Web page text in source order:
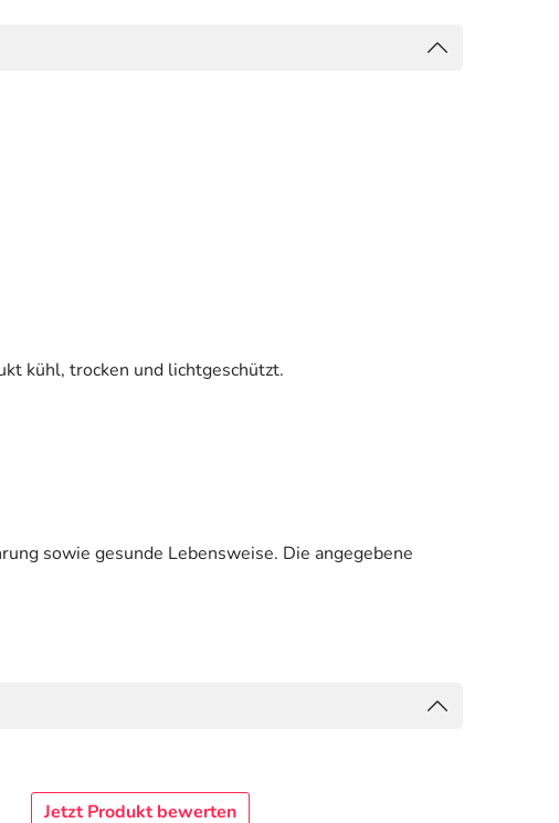
kühl, trocken und lichtgeschützt.
sowie gesunde Lebensweise. Die angegebene
Jetzt Produkt bewerten